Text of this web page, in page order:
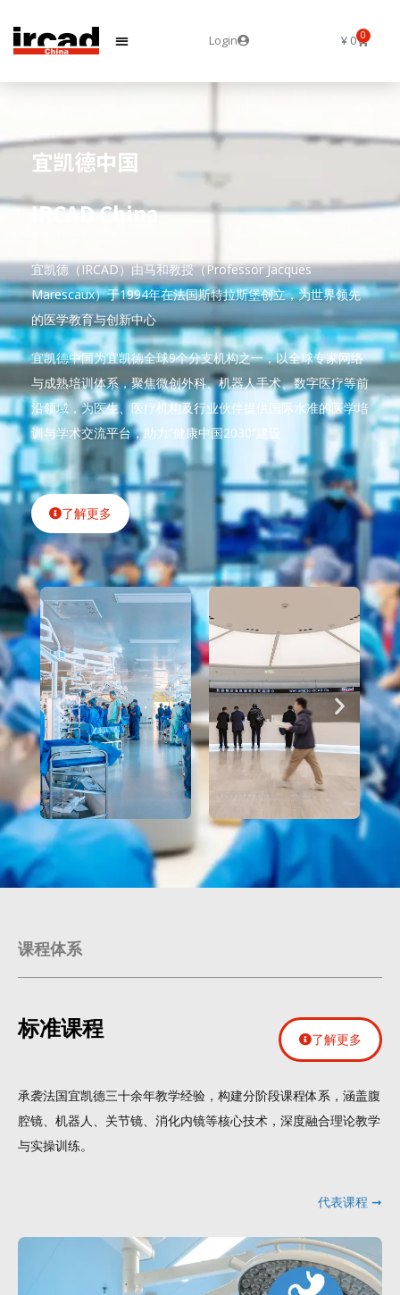
Login ¥0 0
宜凯德中国
IRCAD China
宜凯德（IRCAD）由马和教授（Professor Jacques
Marescaux）于1994年在法国斯特拉斯堡创立，为世界领先
的医学教育与创新中心
宜凯德中国为宜凯德全球9个分支机构之一，以全球专家网络
与成熟培训体系，聚焦微创外科、机器人手术、数字医疗等前
沿领域，为医生、医疗机构及行业伙伴提供国际水准的医学培
训与学术交流平台，助力“健康中国2030”建设
了解更多
课程体系
标准课程 了解更多
承袭法国宜凯德三十余年教学经验，构建分阶段课程体系，涵盖腹
腔镜、机器人、关节镜、消化内镜等核心技术，深度融合理论教学
与实操训练。
代表课程 ➞